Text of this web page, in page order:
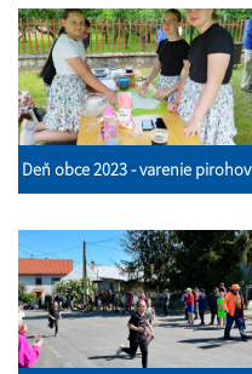
Deň obce 2023 - varenie pirohov